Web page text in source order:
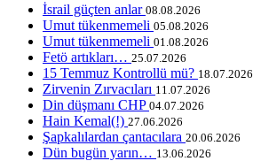
İsrail güçten anlar 08.08.2026
Umut tükenmemeli 05.08.2026
Umut tükenmemeli 01.08.2026
Fetö artıkları… 25.07.2026
15 Temmuz Kontrollü mü? 18.07.2026
Zirvenin Zırvacıları 11.07.2026
Din düşmanı CHP 04.07.2026
Hain Kemal(!) 27.06.2026
Şapkalılardan çantacılara 20.06.2026
Dün bugün yarın… 13.06.2026